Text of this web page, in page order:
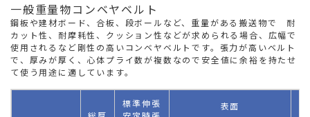
一般重量物コンベヤベルト
鋼板や建材ボード、合板、段ボールなど、重量がある搬送物で 耐
カット性、耐摩耗性、クッション性などが求められる場合、広幅で
使用されるなど剛性の高いコンベヤベルトです。張力が高いベルト
で、厚みが厚く、心体プライ数が複数なので安全値に余裕を持たせ
て使う用途に適しています。
標準伸張
表面